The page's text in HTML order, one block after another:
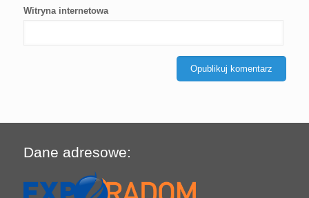
Witryna internetowa
Dane adresowe: